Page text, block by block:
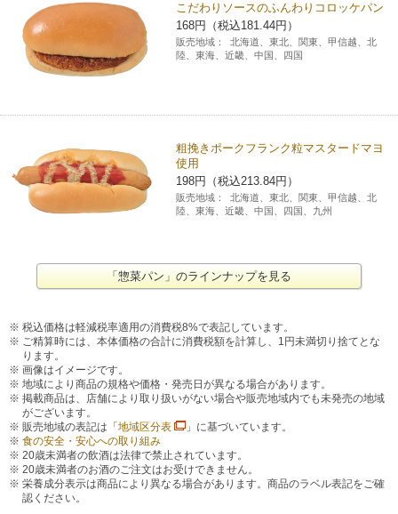
こだわりソースのふんわりコロッケパン
168円（税込181.44円）
販売地域：
北海道、東北、関東、甲信越、北
陸、東海、近畿、中国、四国
粗挽きポークフランク粒マスタードマヨ
使用
198円（税込213.84円）
販売地域：
北海道、東北、関東、甲信越、北
陸、東海、近畿、中国、四国、九州
「惣菜パン」のラインナップを見る
税込価格は軽減税率適用の消費税8%で表記しています。
ご精算時には、本体価格の合計に消費税額を計算し、1円未満切り捨てとな
ります。
画像はイメージです。
地域により商品の規格や価格・発売日が異なる場合があります。
掲載商品は、店舗により取り扱いがない場合や販売地域内でも未発売の地域
がございます。
販売地域の表記は「 地域区分表
」に基づいています。
食の安全・安心への取り組み
20歳未満者の飲酒は法律で禁止されています。
20歳未満者のお酒のご注文はお受けできません。
栄養成分表示は商品により異なる場合があります。商品のラベル表記をご確
認ください。